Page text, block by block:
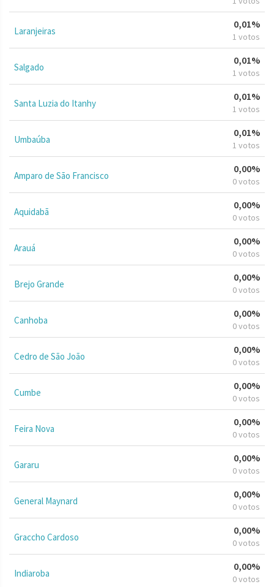
Laranjeiras
0,01%
1 votos
Salgado
0,01%
1 votos
Santa Luzia do Itanhy
0,01%
1 votos
Umbaúba
0,01%
1 votos
Amparo de São Francisco
0,00%
0 votos
Aquidabã
0,00%
0 votos
Arauá
0,00%
0 votos
Brejo Grande
0,00%
0 votos
Canhoba
0,00%
0 votos
Cedro de São João
0,00%
0 votos
Cumbe
0,00%
0 votos
Feira Nova
0,00%
0 votos
Gararu
0,00%
0 votos
General Maynard
0,00%
0 votos
Graccho Cardoso
0,00%
0 votos
Indiaroba
0,00%
0 votos